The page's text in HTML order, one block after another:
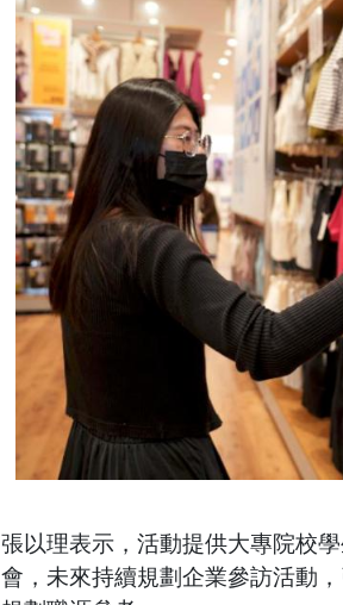
張以理表示，活動提供大專院校
會，未來持續規劃企業參訪活動